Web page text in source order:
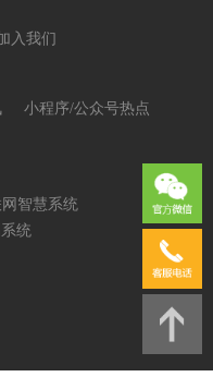
入我们
小程序/公众号热点
智慧系统
统